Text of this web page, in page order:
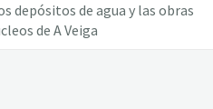
depósitos de agua y las obras
de A Veiga